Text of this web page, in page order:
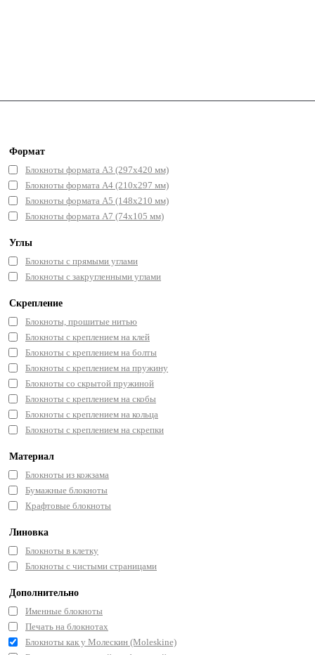
Формат
Блокноты формата А3 (297x420 мм)
Блокноты формата А4 (210x297 мм)
Блокноты формата А5 (148x210 мм)
Блокноты формата А7 (74x105 мм)
Углы
Блокноты с прямыми углами
Блокноты с закругленными углами
Скрепление
Блокноты, прошитые нитью
Блокноты с креплением на клей
Блокноты с креплением на болты
Блокноты с креплением на пружину
Блокноты со скрытой пружиной
Блокноты с креплением на скобы
Блокноты с креплением на кольца
Блокноты с креплением на скрепки
Материал
Блокноты из кожзама
Бумажные блокноты
Крафтовые блокноты
Линовка
Блокноты в клетку
Блокноты с чистыми страницами
Дополнительно
Именные блокноты
Печать на блокнотах
Блокноты как у Молескин (Moleskine)